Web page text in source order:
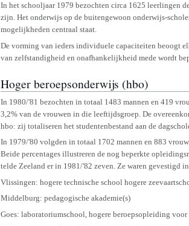
In het schooljaar 1979 bezochten circa 1625 leerlingen
zijn. Het onderwijs op de buitengewoon onderwijs-
mogelijkheden centraal staat.
De vorming van ieders individuele capaciteiten beoogt
van zelfstandigheid en onafhankelijkheid mede wordt
Hoger beroepsonderwijs (hbo)
In 1980/'81 bezochten in totaal 1483 mannen en 419
3,2% van de vrouwen in die leeftijdsgroep. De
hbo: zij totaliseren het studentenbestand aan de
In 1979/'80 volgden in totaal 1702 mannen en 883
Beide percentages illustreren de nog beperkte
telde Zeeland er in 1981/'82 zeven. Ze waren gevestigd
Vlissingen: hogere technische school hogere
Middelburg: pedagogische akademie(s)
Goes: laboratoriumschool, hogere beroepsopleiding